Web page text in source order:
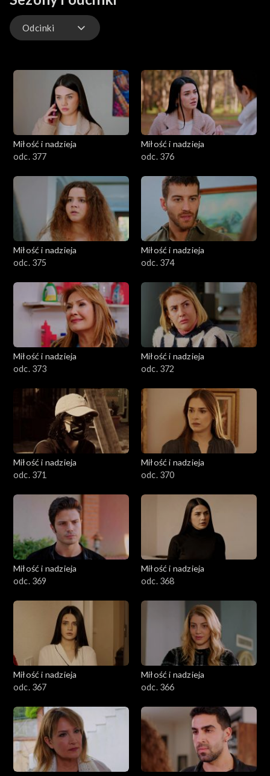
Odcinki
Miłość i nadzieja
odc. 377
Miłość i nadzieja
odc. 376
Miłość i nadzieja
odc. 375
Miłość i nadzieja
odc. 374
Miłość i nadzieja
odc. 373
Miłość i nadzieja
odc. 372
Miłość i nadzieja
odc. 371
Miłość i nadzieja
odc. 370
Miłość i nadzieja
odc. 369
Miłość i nadzieja
odc. 368
Miłość i nadzieja
odc. 367
Miłość i nadzieja
odc. 366